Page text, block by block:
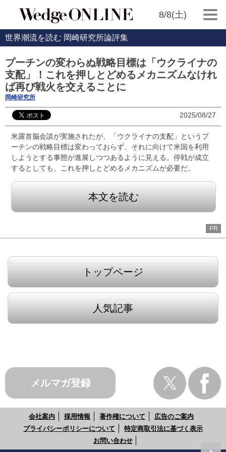
8/8(土)
世界潮流を読む 岡崎研究所論評集
プーチンの変わらぬ戦略目標は「ウクライナの
支配」！これを押しとどめるメカニズムなけれ
ば再び戦火を交えることに
岡崎研究所
2025/08/27
米露首脳会談が実施されたが、「ウクライナの支配」というプ
ーチンの戦略目標は変わっておらず、それに向けて米国を利用
しようとする事態が進展しつつあるように見える。停戦が成立
するとしても、これを押しとどめるメカニズムが必要だ。
本文を読む
PR
トップページ
人気記事
メルマガ登録
会社案内 採用情報 著作権について
広告のご案内
プライバシーポリシーについて
特定商取引法に基づく表示
お問い合わせ